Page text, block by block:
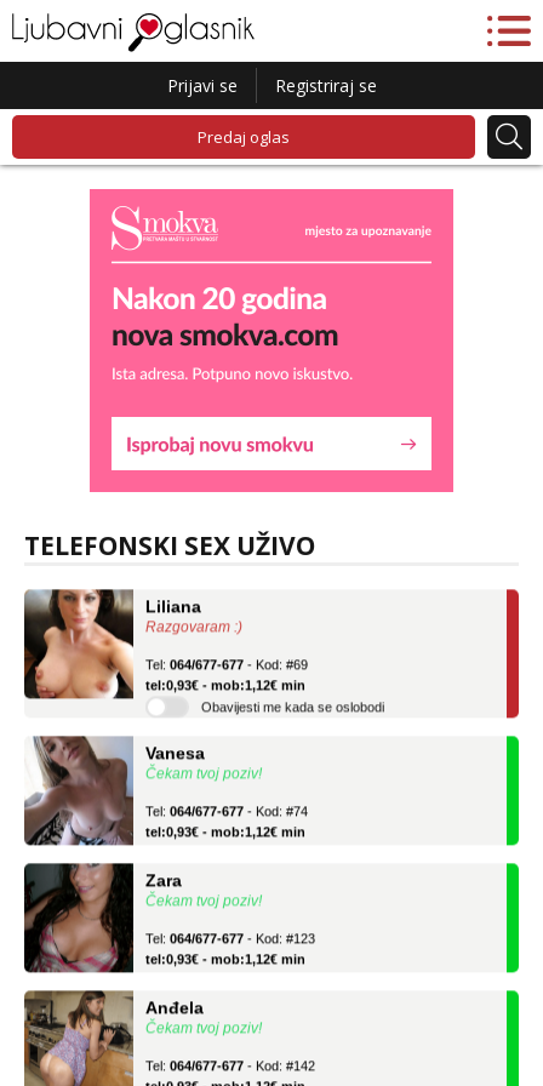
Prijavi se Registriraj se
Predaj oglas
TELEFONSKI SEX UŽIVO
Tel:064/677-677- Kod: #136
tel:0,93€ - mob:1,12€ min
Liliana
Tel:064/677-677
tel:0,93€ - mob:1,12€ min
Obavijesti me kada se oslobodi
Vanesa
Tel:064/677-677
tel:0,93€ - mob:1,12€ min
Zara
Tel:064/677-677
tel:0,93€ - mob:1,12€ min
Anđela
Tel:064/677-677
tel:0,93€ - mob:1,12€ min